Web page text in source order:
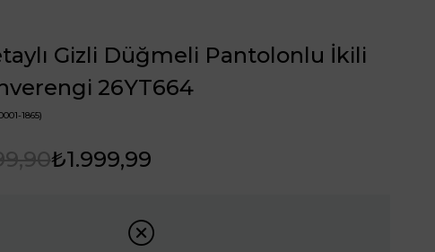
Gizli Düğmeli Pantolonlu İkili
26YT664
1865)
₺1.999,99